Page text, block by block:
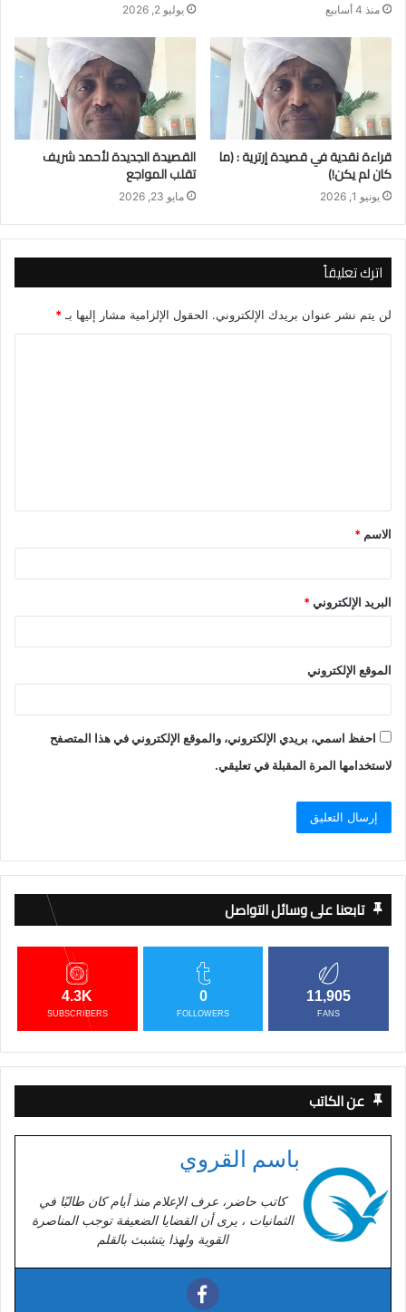
منذ 4 أسابيع يوليو 2, 2026
قراءة نقدية في قصيدة إرترية : (ما
كان لم يكن!)
يونيو 1, 2026
القصيدة الجديدة لأحمد شريف
تقلب المواجع
مايو 23, 2026
اترك تعليقاً
لن يتم نشر عنوان بريدك الإلكتروني. الحقول الإلزامية مشار إليها بـ *
ق
*
الاسم *
البريد الإلكتروني*
الموقع الإلكتروني
احفظ اسمي، بريدي الإلكتروني، والموقع الإلكتروني في هذا المتصفح
لاستخدامها المرة المقبلة في تعليقي.
تابعنا على وسائل التواصل
11,905
FANS
0
FOLLOWERS
4.3K
SUBSCRIBERS
عن الكاتب
باسم القروي
كاتب حاضر، عرف الإعلام منذ أيام كان طالبًا في
الثمانيات ، يرى أن القضايا الضعيفة توجب المناصرة
القوية ولهذا يتشبث بالقلم